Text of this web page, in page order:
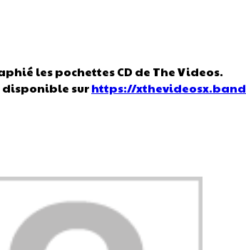
les pochettes CD de The Videos.
disponible surhttps://